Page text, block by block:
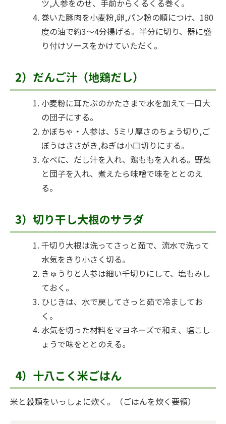
ツ,人参をのせ、手前からくるくる巻く。
巻いた豚肉を小麦粉,卵,パン粉の順につけ、180
度の油で約3～4分揚げる。半分に切り、器に盛
り付けソースをかけていただく。
2）だんご汁（地鶏だし）
小麦粉に耳たぶのかたさまで水を加えて一口大
の団子にする。
かぼちゃ・人参は、5ミリ厚さのちょう切り,ご
ぼうはささがき,ねぎは小口切りにする。
なべに、だし汁を入れ、鶏ももを入れる。野菜
と団子を入れ、煮えたら味噌で味をととのえ
る。
3）切り干し大根のサラダ
千切り大根は洗ってさっと茹で、流水で洗って
水気をきり小さく切る。
きゅうりと人参は細い千切りにして、塩もみし
ておく。
ひじきは、水で戻してさっと茹で冷ましてお
く。
水気を切った材料をマヨネーズで和え、塩こし
ょうで味をととのえる。
4）十八こく米ごはん
米と穀類をいっしょに炊く。（ごはんを炊く要領）